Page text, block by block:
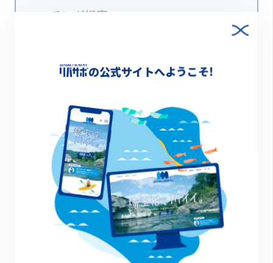
マッチング提案
一覧に戻る
の公式サイトへようこそ!